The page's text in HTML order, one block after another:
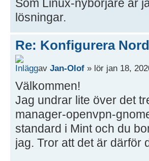
Som Linux-nybörjare är
lösningar.
Re: Konfigurera
av Jan-Olof » lör jan 18,
Välkommen!
Jag undrar lite över det
manager-openvpn-
standard i Mint och du
jag. Tror att det är därför